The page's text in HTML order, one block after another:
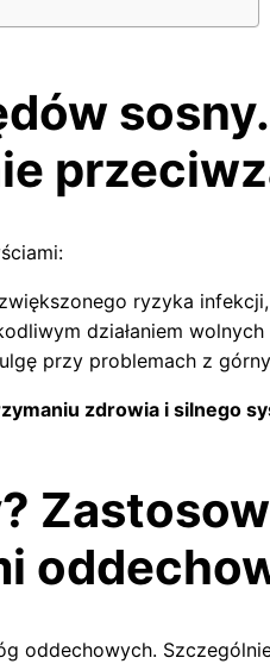
ryzyka infekcji,
działaniem
przy problemach z
zdrowia i silnego
oddechowych.